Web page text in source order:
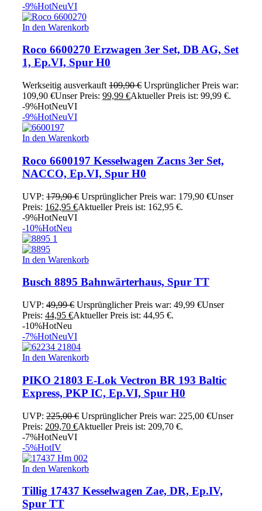
-9%HotNeuVI
In den Warenkorb
Roco 6600270 Erzwagen 3er Set, DB AG, Set
1, Ep.VI, Spur H0
Werkseitig ausverkauft 109,90€ Ursprünglicher Preis war:
109,90 €Unser Preis: 99,99 €Aktueller Preis ist: 99,99 €.
-9%HotNeuVI
-9%HotNeuVI
In den Warenkorb
Roco 6600197 Kesselwagen Zacns 3er Set,
NACCO, Ep.VI, Spur H0
UVP: 179,90€ Ursprünglicher Preis war: 179,90 €Unser
Preis: 162,95 €Aktueller Preis ist: 162,95 €.
-9%HotNeuVI
-10%HotNeu
In den Warenkorb
Busch 8895 Bahnwärterhaus, Spur TT
UVP: 49,99€ Ursprünglicher Preis war: 49,99 €Unser
Preis: 44,95 €Aktueller Preis ist: 44,95 €.
-10%HotNeu
-7%HotNeuVI
In den Warenkorb
PIKO 21803 E-Lok Vectron BR 193 Baltic
Express, PKP IC, Ep.VI, Spur H0
UVP: 225,00€ Ursprünglicher Preis war: 225,00 €Unser
Preis: 209,70 €Aktueller Preis ist: 209,70 €.
-7%HotNeuVI
-5%HotIV
In den Warenkorb
Tillig 17437 Kesselwagen Zae, DR, Ep.IV,
Spur TT